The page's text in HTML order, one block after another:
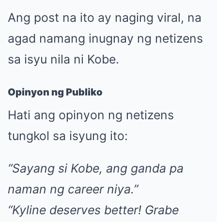
Ang post na ito ay naging viral, na
agad namang inugnay ng netizens
sa isyu nila ni Kobe.
Opinyon ng Publiko
Hati ang opinyon ng netizens
tungkol sa isyung ito:
“Sayang si Kobe, ang ganda pa
naman ng career niya.”
“Kyline deserves better! Grabe